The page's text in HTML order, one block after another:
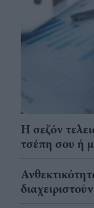
Η σεζόν
τσέπη σου ή